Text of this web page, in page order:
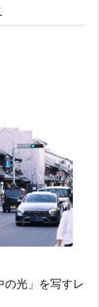
光」を写すレ